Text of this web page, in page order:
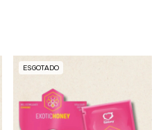
ESGOTADO